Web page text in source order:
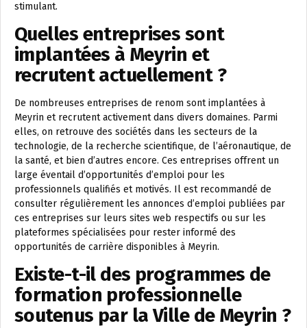
stimulant.
Quelles entreprises sont
implantées à Meyrin et
recrutent actuellement ?
De nombreuses entreprises de renom sont implantées à
Meyrin et recrutent activement dans divers domaines. Parmi
elles, on retrouve des sociétés dans les secteurs de la
technologie, de la recherche scientifique, de l’aéronautique, de
la santé, et bien d’autres encore. Ces entreprises offrent un
large éventail d’opportunités d’emploi pour les
professionnels qualifiés et motivés. Il est recommandé de
consulter régulièrement les annonces d’emploi publiées par
ces entreprises sur leurs sites web respectifs ou sur les
plateformes spécialisées pour rester informé des
opportunités de carrière disponibles à Meyrin.
Existe-t-il des programmes de
formation professionnelle
soutenus par la Ville de Meyrin ?